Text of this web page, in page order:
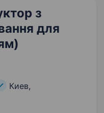
з
для
Киев,